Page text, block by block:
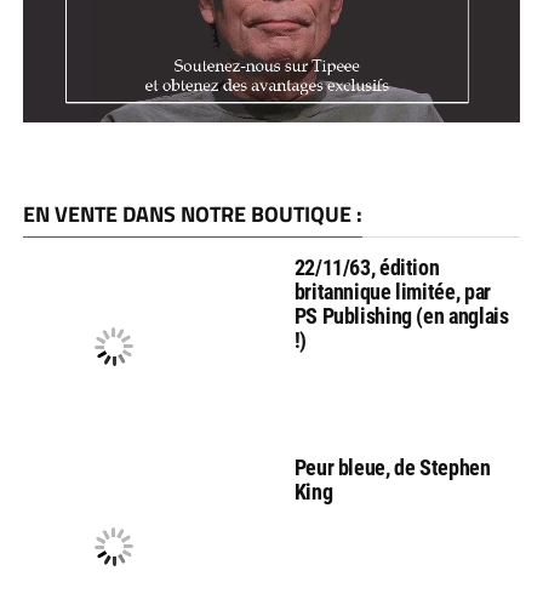
EN VENTE DANS NOTRE BOUTIQUE :
22/11/63, édition
britannique limitée, par
PS Publishing (en anglais
!)
Peur bleue, de Stephen
King